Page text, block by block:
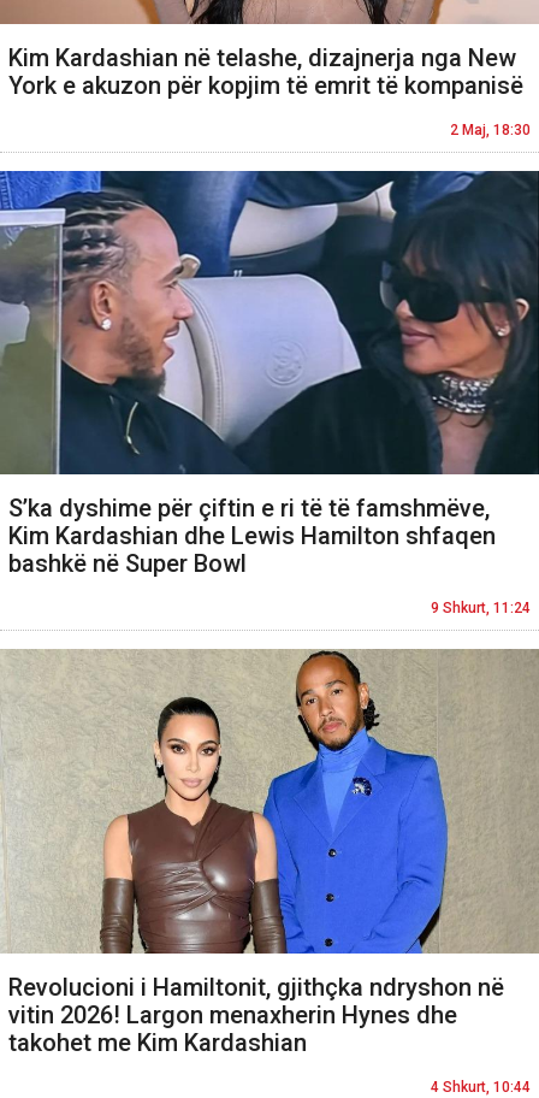
Kim Kardashian në telashe, dizajnerja nga New
York e akuzon për kopjim të emrit të kompanisë
2 Maj, 18:30
S’ka dyshime për çiftin e ri të të famshmëve,
Kim Kardashian dhe Lewis Hamilton shfaqen
bashkë në Super Bowl
9 Shkurt, 11:24
Revolucioni i Hamiltonit, gjithçka ndryshon në
vitin 2026! Largon menaxherin Hynes dhe
takohet me Kim Kardashian
4 Shkurt, 10:44